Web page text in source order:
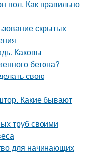
пол. Как правильно
скрытых
Каковы
бетона?
свою
Какие бывают
труб своими
для начинающих